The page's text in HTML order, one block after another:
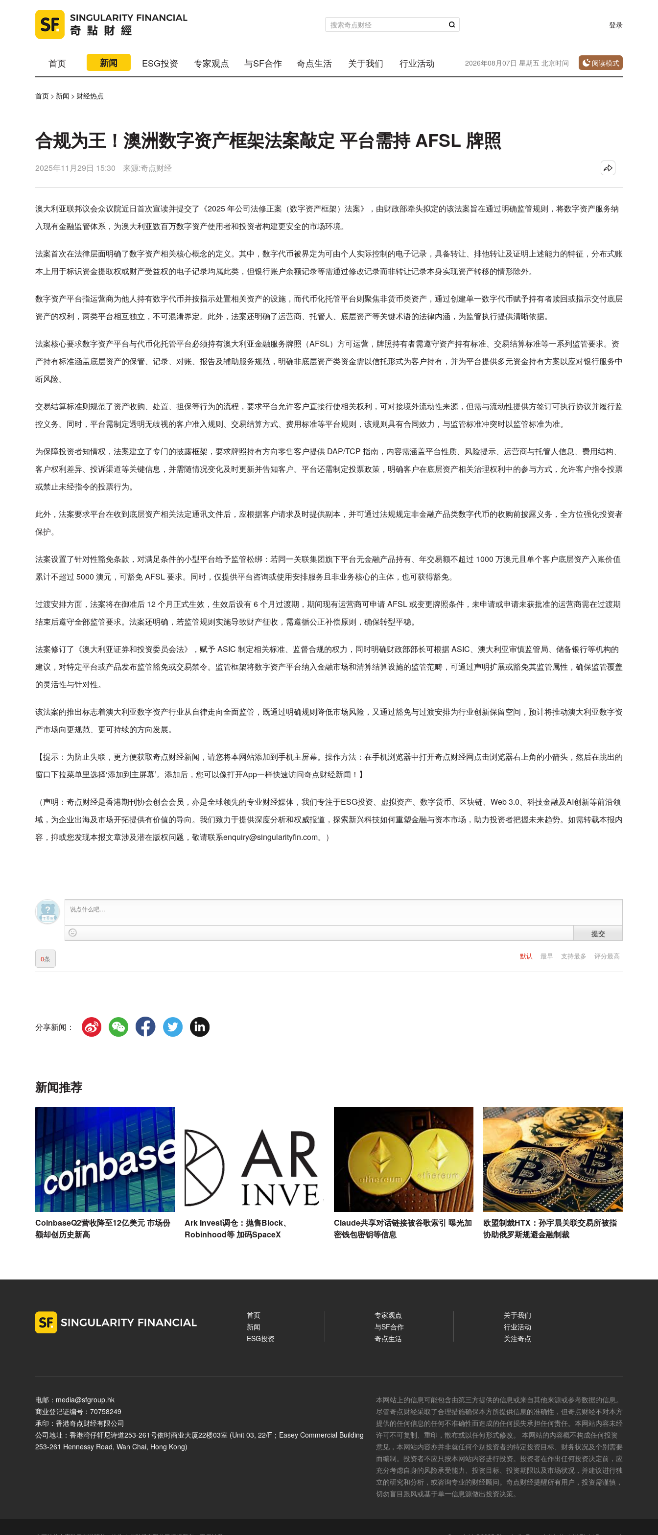
登录
首页 新闻 ESG投资 专家观点 与SF合作 奇点生活 关于我们 行业活动 2026年08月07日 星期五 北京时间 阅读模式
首页 > 新闻 > 财经热点
合规为王！澳洲数字资产框架法案敲定 平台需持 AFSL 牌照
2025年11月29日 15:30 来源:奇点财经
澳大利亚联邦议会众议院近日首次宣读并提交了《2025 年公司法修正案（数字资产框架）法案》，由财政部牵头拟定的该法案旨在通过明确监管规则，将数字资产服务纳
入现有金融监管体系，为澳大利亚数百万数字资产使用者和投资者构建更安全的市场环境。
法案首次在法律层面明确了数字资产相关核心概念的定义。其中，数字代币被界定为可由个人实际控制的电子记录，具备转让、排他转让及证明上述能力的特征，分布式账
本上用于标识资金提取权或财产受益权的电子记录均属此类，但银行账户余额记录等需通过修改记录而非转让记录本身实现资产转移的情形除外。
数字资产平台指运营商为他人持有数字代币并按指示处置相关资产的设施，而代币化托管平台则聚焦非货币类资产，通过创建单一数字代币赋予持有者赎回或指示交付底层
资产的权利，两类平台相互独立，不可混淆界定。此外，法案还明确了运营商、托管人、底层资产等关键术语的法律内涵，为监管执行提供清晰依据。
法案核心要求数字资产平台与代币化托管平台必须持有澳大利亚金融服务牌照（AFSL）方可运营，牌照持有者需遵守资产持有标准、交易结算标准等一系列监管要求。资
产持有标准涵盖底层资产的保管、记录、对账、报告及辅助服务规范，明确非底层资产类资金需以信托形式为客户持有，并为平台提供多元资金持有方案以应对银行服务中
断风险。
交易结算标准则规范了资产收购、处置、担保等行为的流程，要求平台允许客户直接行使相关权利，可对接境外流动性来源，但需与流动性提供方签订可执行协议并履行监
控义务。同时，平台需制定透明无歧视的客户准入规则、交易结算方式、费用标准等平台规则，该规则具有合同效力，与监管标准冲突时以监管标准为准。
为保障投资者知情权，法案建立了专门的披露框架，要求牌照持有方向零售客户提供 DAP/TCP 指南，内容需涵盖平台性质、风险提示、运营商与托管人信息、费用结构、
客户权利差异、投诉渠道等关键信息，并需随情况变化及时更新并告知客户。平台还需制定投票政策，明确客户在底层资产相关治理权利中的参与方式，允许客户指令投票
或禁止未经指令的投票行为。
此外，法案要求平台在收到底层资产相关法定通讯文件后，应根据客户请求及时提供副本，并可通过法规规定非金融产品类数字代币的收购前披露义务，全方位强化投资者
保护。
法案设置了针对性豁免条款，对满足条件的小型平台给予监管松绑：若同一关联集团旗下平台无金融产品持有、年交易额不超过 1000 万澳元且单个客户底层资产入账价值
累计不超过 5000 澳元，可豁免 AFSL 要求。同时，仅提供平台咨询或使用安排服务且非业务核心的主体，也可获得豁免。
过渡安排方面，法案将在御准后 12 个月正式生效，生效后设有 6 个月过渡期，期间现有运营商可申请 AFSL 或变更牌照条件，未申请或申请未获批准的运营商需在过渡期
结束后遵守全部监管要求。法案还明确，若监管规则实施导致财产征收，需遵循公正补偿原则，确保转型平稳。
法案修订了《澳大利亚证券和投资委员会法》，赋予 ASIC 制定相关标准、监督合规的权力，同时明确财政部部长可根据 ASIC、澳大利亚审慎监管局、储备银行等机构的
建议，对特定平台或产品发布监管豁免或交易禁令。监管框架将数字资产平台纳入金融市场和清算结算设施的监管范畴，可通过声明扩展或豁免其监管属性，确保监管覆盖
的灵活性与针对性。
该法案的推出标志着澳大利亚数字资产行业从自律走向全面监管，既通过明确规则降低市场风险，又通过豁免与过渡安排为行业创新保留空间，预计将推动澳大利亚数字资
产市场向更规范、更可持续的方向发展。
【提示：为防止失联，更方便获取奇点财经新闻，请您将本网站添加到手机主屏幕。操作方法：在手机浏览器中打开奇点财经网点击浏览器右上角的小箭头，然后在跳出的
窗口下拉菜单里选择‘添加到主屏幕’。添加后，您可以像打开App一样快速访问奇点财经新闻！】
（声明：奇点财经是香港期刊协会创会会员，亦是全球领先的专业财经媒体，我们专注于ESG投资、虚拟资产、数字货币、区块链、Web 3.0、科技金融及AI创新等前沿领
域，为企业出海及市场开拓提供有价值的导向。我们致力于提供深度分析和权威报道，探索新兴科技如何重塑金融与资本市场，助力投资者把握未来趋势。如需转载本报内
容，抑或您发现本报文章涉及潜在版权问题，敬请联系enquiry@singularityfin.com。）
提交
默认 最早 支持最多 评分最高
0条
分享新闻：
新闻推荐
CoinbaseQ2营收降至12亿美元 市场份
额却创历史新高
Ark Invest调仓：抛售Block、
Robinhood等 加码SpaceX
Claude共享对话链接被谷歌索引 曝光加
密钱包密钥等信息
欧盟制裁HTX：孙宇晨关联交易所被指
协助俄罗斯规避金融制裁
首页
新闻
ESG投资
专家观点
与SF合作
奇点生活
关于我们
行业活动
关注奇点
电邮：media@sfgroup.hk
商业登记证编号：70758249
承印：香港奇点财经有限公司
公司地址：香港湾仔轩尼诗道253-261号依时商业大厦22楼03室 (Unit 03, 22/F；Easey Commercial Building
253-261 Hennessy Road, Wan Chai, Hong Kong)
本网站上的信息可能包含由第三方提供的信息或来自其他来源或参考数据的信息。
尽管奇点财经采取了合理措施确保本方所提供信息的准确性，但奇点财经不对本方
提供的任何信息的任何不准确性而造成的任何损失承担任何责任。本网站内容未经
许可不可复制、重印，散布或以任何形式修改。 本网站的内容概不构成任何投资
意见，本网站内容亦并非就任何个别投资者的特定投资目标、财务状况及个别需要
而编制。投资者不应只按本网站内容进行投资。投资者在作出任何投资决定前，应
充分考虑自身的风险承受能力、投资目标、投资期限以及市场状况，并建议进行独
立的研究和分析，或咨询专业的财经顾问。奇点财经提醒所有用户，投资需谨慎，
切勿盲目跟风或基于单一信息源做出投资决策。